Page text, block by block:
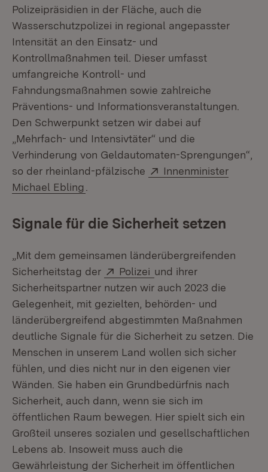
Polizeipräsidien in der Fläche, auch die
Wasserschutzpolizei in regional angepasster
Intensität an den Einsatz- und
Kontrollmaßnahmen teil. Dieser umfasst
umfangreiche Kontroll- und
Fahndungsmaßnahmen sowie zahlreiche
Präventions- und Informationsveranstaltungen.
Den Schwerpunkt setzen wir dabei auf
„Mehrfach- und Intensivtäter“ und die
Verhinderung von Geldautomaten-Sprengungen“,
so der rheinland-pfälzische
Extern:
Innenminister
Michael Ebling
Signale für die Sicherheit setzen
„Mit dem gemeinsamen länderübergreifenden
Sicherheitstag der
Extern:
Polizei (Öffnet in neuem
und ihrer
Sicherheitspartner nutzen wir auch 2023 die
Gelegenheit, mit gezielten, behörden- und
länderübergreifend abgestimmten Maßnahmen
deutliche Signale für die Sicherheit zu setzen. Die
Menschen in unserem Land wollen sich sicher
fühlen, und dies nicht nur in den eigenen vier
Wänden. Sie haben ein Grundbedürfnis nach
Sicherheit, auch dann, wenn sie sich im
öffentlichen Raum bewegen. Hier spielt sich ein
Großteil unseres sozialen und gesellschaftlichen
Lebens ab. Insoweit muss auch die
Gewährleistung der Sicherheit im öffentlichen